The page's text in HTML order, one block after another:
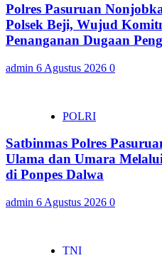
Polres Pasuruan
Polsek Beji, Wujud
Penanganan Dugaan
admin 6 Agustus 2026 0
POLRI
Satbinmas Polres
Ulama dan Umara
di Ponpes Dalwa
admin 6 Agustus 2026 0
TNI